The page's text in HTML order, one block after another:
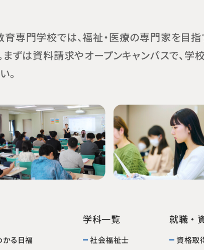
育専門学校では、福祉・医療の専門家を目
まずは資料請求やオープンキャンパスで、学
。
かる日福
学科一覧
社会福祉士
就職・
資格取